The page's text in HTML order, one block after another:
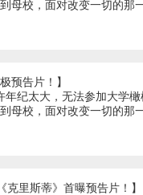
母校，面对改变一切的那
预告片！】
年纪太大，无法参加大学
母校，面对改变一切的那
克里斯蒂》首曝预告片！】